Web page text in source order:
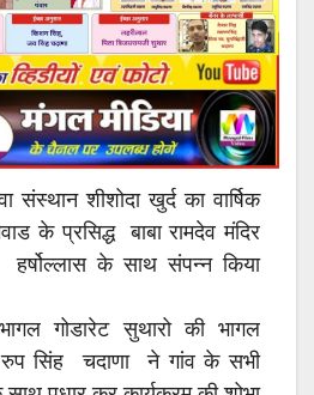
शीशोदा खुर्द का वार्षिक
के प्रसिद्ध बाबा रामदेव मंदिर
के साथ संपन्न किया
गोडारेट सुथारो की भागल
रुप सिंह चदाणा ने गांव के सभी